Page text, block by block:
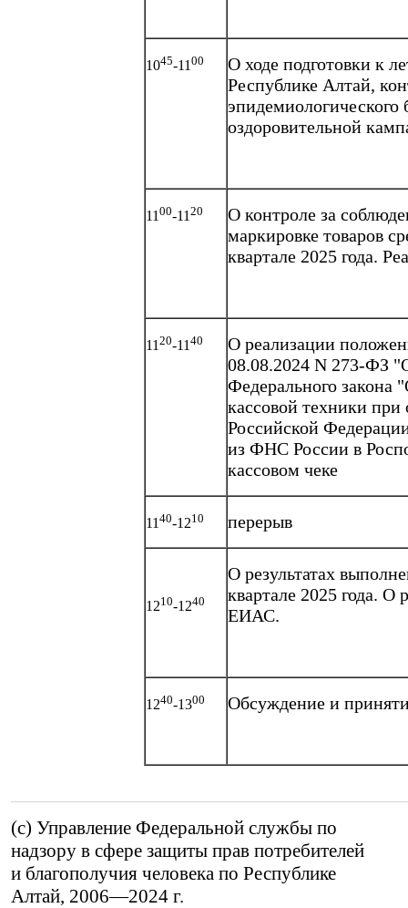
1045-11 00
О ходе подготовки к
Республике Алтай,
эпидемиологического
оздоровительной
11 00-11 20
О контроле за
маркировке товаров
квартале 2025 года.
11 20-11 40
О реализации
08.08.2024 N 273-ФЗ
Федерального закона
кассовой техники при
Российской
из ФНС России в
кассовом чеке
11 40-1210 перерыв
1210-1240
О результатах
квартале 2025 года. О
ЕИАС.
1240-1300 Обсуждение и
(c) Управление Федеральной службы по
надзору в сфере защиты прав потребителей
и благополучия человека по Республике
Алтай, 2006—2024 г.